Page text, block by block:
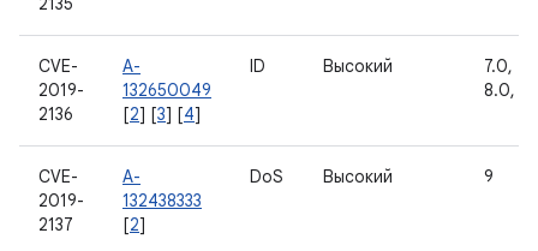
CVE-
2019-
2136
A-
132650049
[2] [3] [4]
ID Высокий
7.0,
8.0,
CVE-
2019-
2137
A-
132438333
[2]
DoS Высокий 9